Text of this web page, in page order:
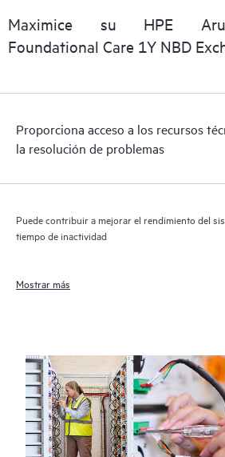
que facilita a cualquier miembro del
importantes informaciones comerciales
Maximice su HPE
Foundational Care 1Y NBD
Proporciona acceso a los recursos
la resolución de problemas
Puede contribuir a mejorar el rendimiento del
tiempo de inactividad
Mostrar más